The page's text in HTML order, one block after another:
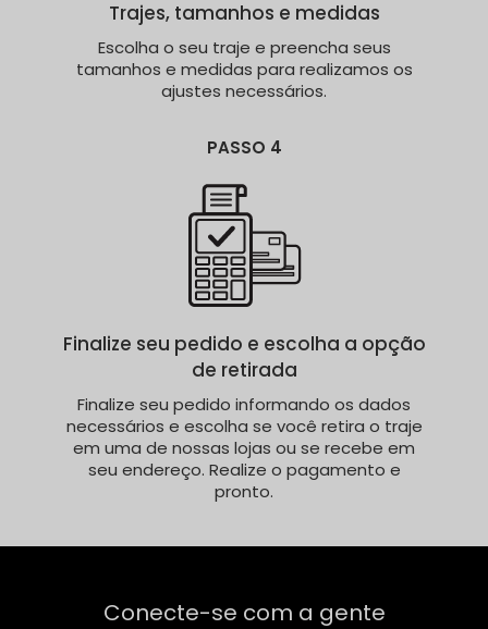
Trajes, tamanhos e medidas
Escolha o seu traje e preencha seus
tamanhos e medidas para realizamos os
ajustes necessários.
PASSO 4
Finalize seu pedido e escolha a opção
de retirada
Finalize seu pedido informando os dados
necessários e escolha se você retira o traje
em uma de nossas lojas ou se recebe em
seu endereço. Realize o pagamento e
pronto.
Conecte-se com a gente